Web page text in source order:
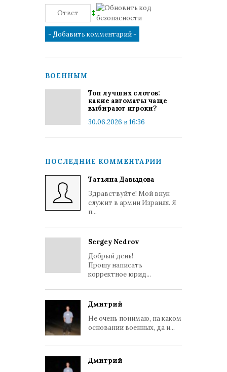
ВОЕННЫМ
Топ лучших слотов:
какие автоматы чаще
выбирают игроки?
30.06.2026 в 16:36
ПОСЛЕДНИЕ КОММЕНТАРИИ
Татьяна Давыдова
Здравствуйте! Мой внук
служит в армии Израиля. Я
п...
Sergey Nedrov
Добрый день!
Прошу написать
корректное юрид...
Дмитрий
Не очень понимаю, на каком
основании военных, да и...
Дмитрий